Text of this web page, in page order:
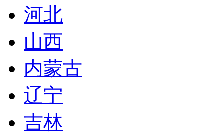
河北
山西
内蒙古
辽宁
吉林